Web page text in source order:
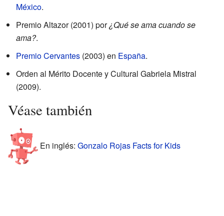
México.
Premio Altazor (2001) por¿Qué se ama cuando se
ama?.
Premio Cervantes (2003) en España.
Orden al Mérito Docente y Cultural Gabriela Mistral
(2009).
Véase también
En inglés: Gonzalo Rojas Facts for Kids